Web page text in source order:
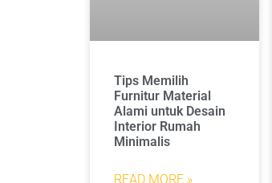
Tips Memilih
Furnitur Material
Alami untuk Desain
Interior Rumah
Minimalis
READ MORE »